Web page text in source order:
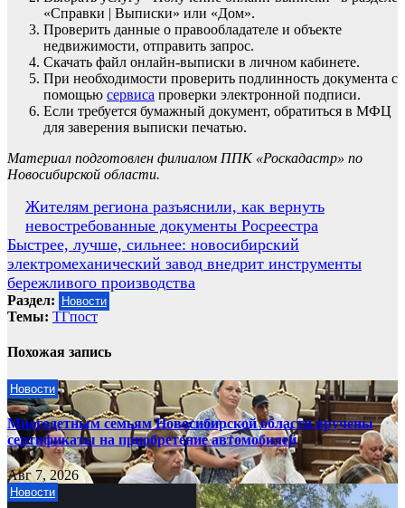
«Справки | Выписки» или «Дом».
Проверить данные о правообладателе и объекте
недвижимости, отправить запрос.
Скачать файл онлайн-выписки в личном кабинете.
При необходимости проверить подлинность документа с
помощью сервиса проверки электронной подписи.
Если требуется бумажный документ, обратиться в МФЦ
для заверения выписки печатью.
Материал подготовлен филиалом ППК «Роскадастр» по
Новосибирской области.
Навигация
по
записям
Жителям региона разъяснили, как вернуть
невостребованные документы Росреестра
Быстрее, лучше, сильнее: новосибирский
электромеханический завод внедрит инструменты
бережливого производства
Раздел: Новости
Темы: ТГпост
Похожая запись
Новости
Многодетным семьям Новосибирской области вручены
сертификаты на приобретение автомобилей
Авг 7, 2026
Новости